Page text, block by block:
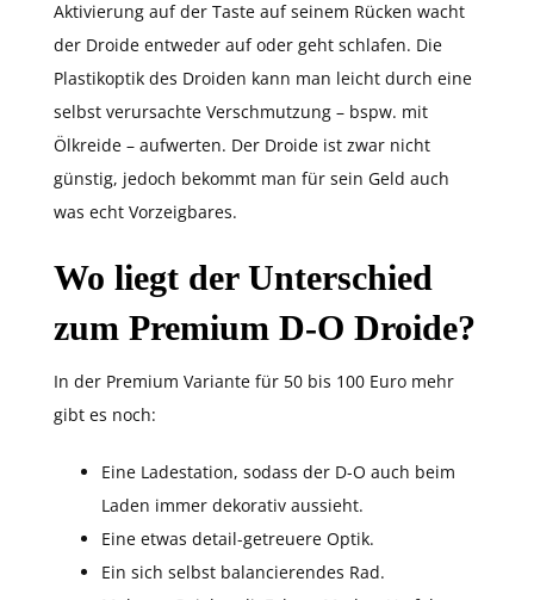
Aktivierung auf der Taste auf seinem Rücken wacht
der Droide entweder auf oder geht schlafen. Die
Plastikoptik des Droiden kann man leicht durch eine
selbst verursachte Verschmutzung – bspw. mit
Ölkreide – aufwerten. Der Droide ist zwar nicht
günstig, jedoch bekommt man für sein Geld auch
was echt Vorzeigbares.
Wo liegt der Unterschied
zum Premium D-O Droide?
In der Premium Variante für 50 bis 100 Euro mehr
gibt es noch:
Eine Ladestation, sodass der D-O auch beim
Laden immer dekorativ aussieht.
Eine etwas detail-getreuere Optik.
Ein sich selbst balancierendes Rad.